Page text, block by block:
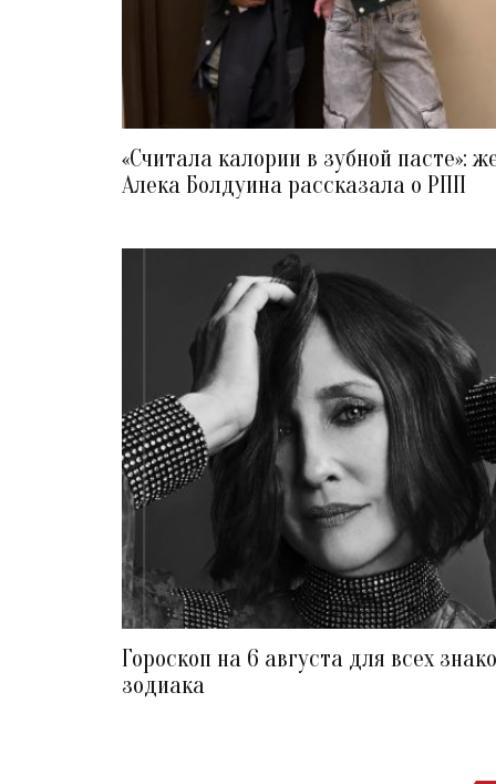
«Считала калории в зубной пасте»:
Алека Болдуина рассказала о РПП
Гороскоп на 6 августа для всех
зодиака